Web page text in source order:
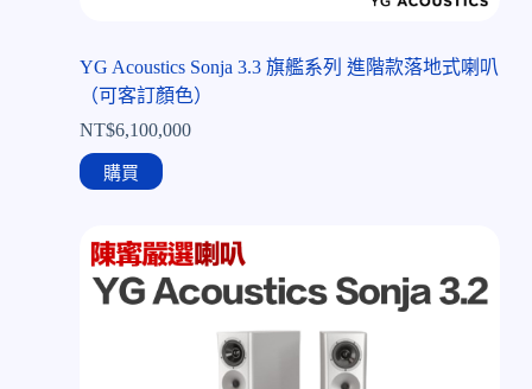
YG Acoustics Sonja 3.3 旗艦系列 進階款落地式喇叭
（可客訂顏色）
NT$6,100,000
購買